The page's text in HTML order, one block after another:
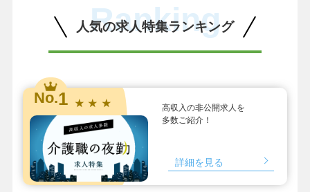
人気の求人特集ランキング
Ranking
No.1 ★ ★ ★
高収入の非公開求人を
多数ご紹介！
詳細を見る